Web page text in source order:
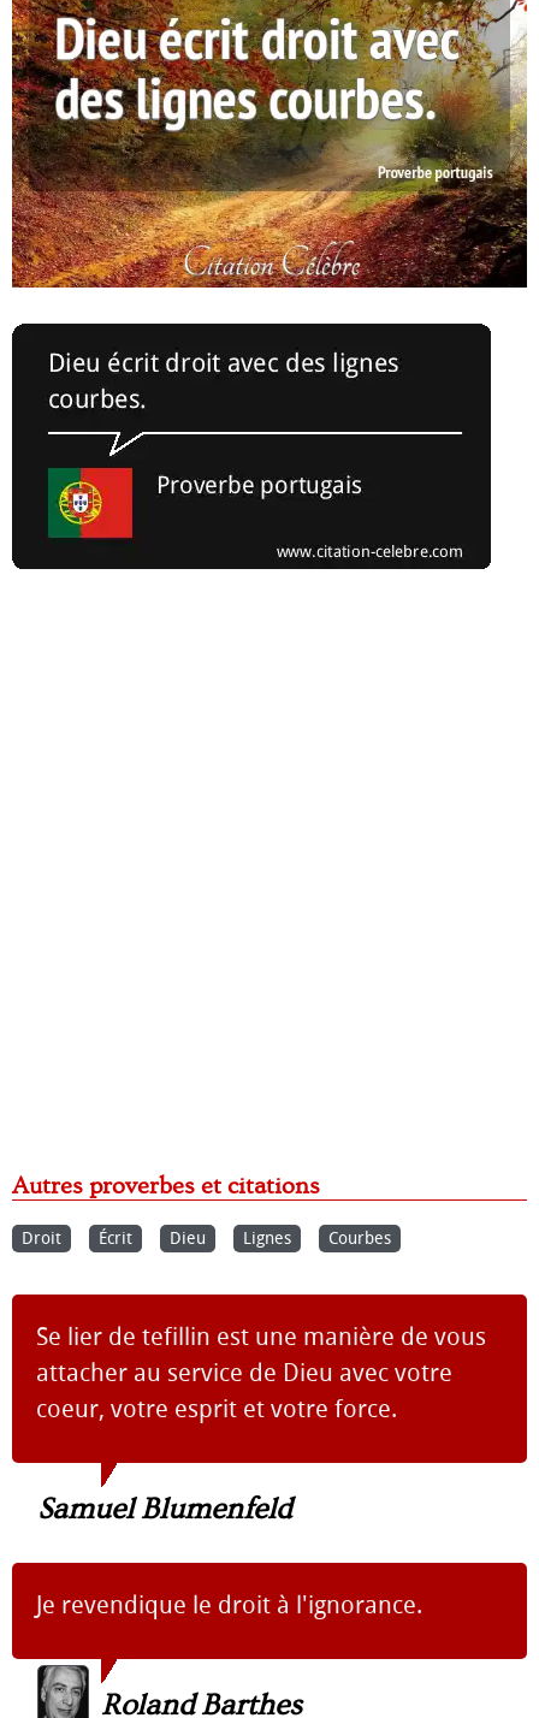
Autres proverbes et citations
Droit Écrit Dieu Lignes Courbes
Se lier de tefillin est une manière de vous
attacher au service de Dieu avec votre
coeur, votre esprit et votre force.
Samuel Blumenfeld
Je revendique le droit à l'ignorance.
Roland Barthes